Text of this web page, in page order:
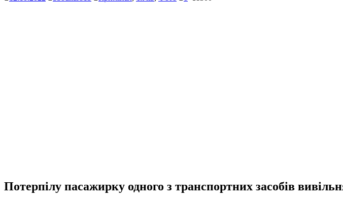
Потерпілу пасажирку одного з транспортних засобів